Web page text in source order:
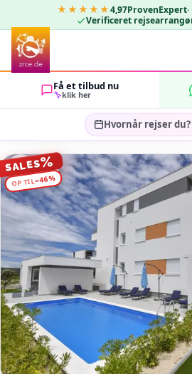
★★★★★4,97ProvenExpert·
Verificeret
Få et tilbud nu
klik her
Hvornår rejser du?
Vælg rejsedatoer…
GÆSTER
2
SALES%
OP TIL−46%